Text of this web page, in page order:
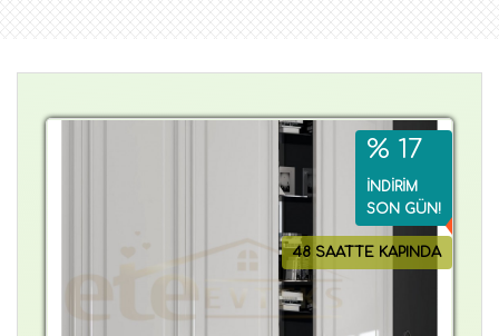
48 SAATTE KAPINDA
% 17
İNDİRİM
SON GÜN!